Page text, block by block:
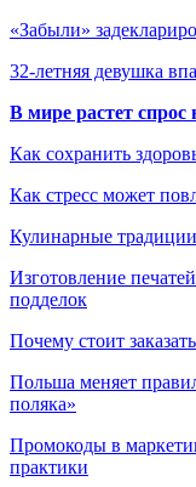
«Забыли»
32-летняя девушка
В мире растет спрос
Как сохранить
Как стресс может
Кулинарные
Изготовление
подделок
Почему стоит
Польша меняет
поляка»
Промокоды в
практики